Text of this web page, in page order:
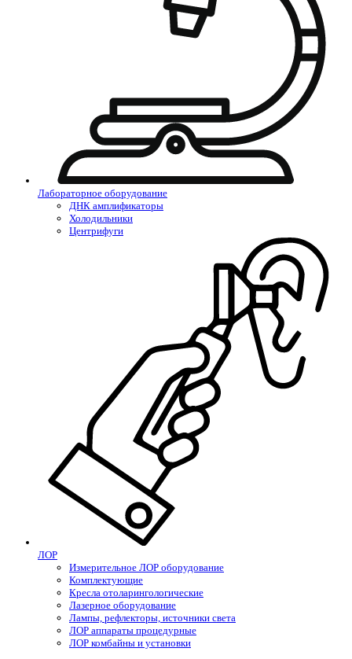
Лабораторное оборудование
ДНК амплификаторы
Холодильники
Центрифуги
ЛОР
Измерительное ЛОР оборудование
Комплектующие
Кресла отоларингологические
Лазерное оборудование
Лампы, рефлекторы, источники света
ЛОР аппараты процедурные
ЛОР комбайны и установки